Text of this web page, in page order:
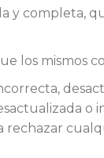
completa,
los mismos
rechazar